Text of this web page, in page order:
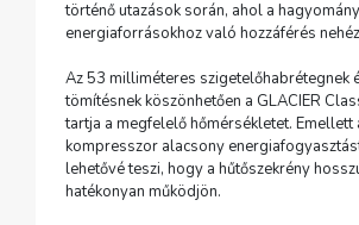
történő utazások során, ahol a
energiaforrásokhoz való hozzáférés
Az 53 milliméteres szigetelőhabrétegnek
tömítésnek köszönhetően a GLACIER
tartja a megfelelő hőmérsékletet. Emellett
kompresszor alacsony
lehetővé teszi, hogy a hűtőszekrény
hatékonyan működjön.